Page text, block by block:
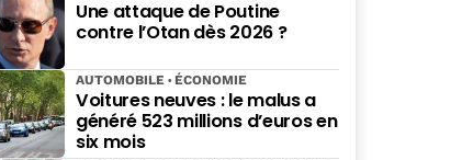
Mexique
Une attaque de Poutine
contre l’Otan dès 2026 ?
Voitures neuves : le malus a
généré 523 millions d’euros en
six mois
AUTOMOBILE ÉCONOMIE